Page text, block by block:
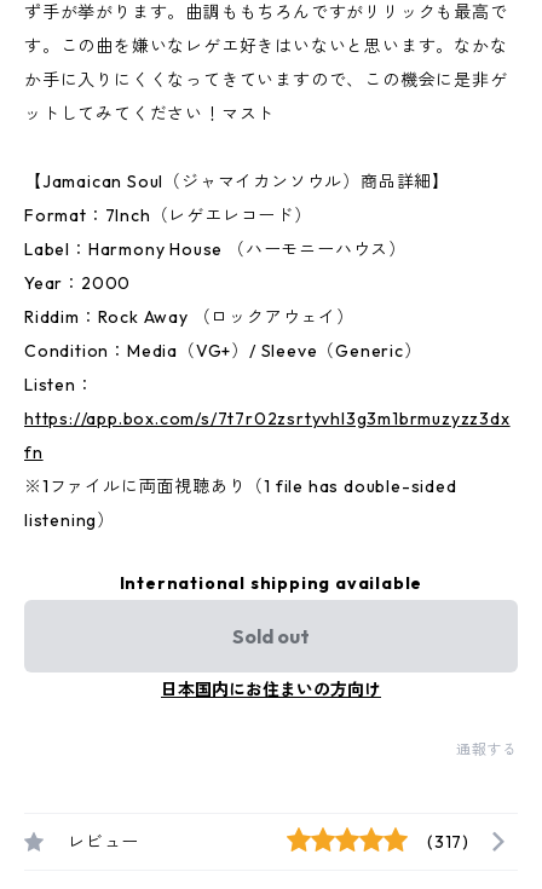
ず手が挙がります。曲調ももちろんですがリリックも最高で
す。この曲を嫌いなレゲエ好きはいないと思います。なかな
か手に入りにくくなってきていますので、この機会に是非ゲ
ットしてみてください！マスト
【Jamaican Soul（ジャマイカンソウル）商品詳細】
Format：7Inch（レゲエレコード）
Label：Harmony House （ハーモニーハウス）
Year：2000
Riddim：Rock Away （ロックアウェイ）
Condition：Media（VG+）/ Sleeve（Generic）
Listen：
https://app.box.com/s/7t7r02zsrtyvhl3g3m1brmuzyzz3dx
fn
※1ファイルに両面視聴あり（1 file has double-sided
listening）
International shipping available
Sold out
日本国内にお住まいの方向け
通報する
レビュー (317)